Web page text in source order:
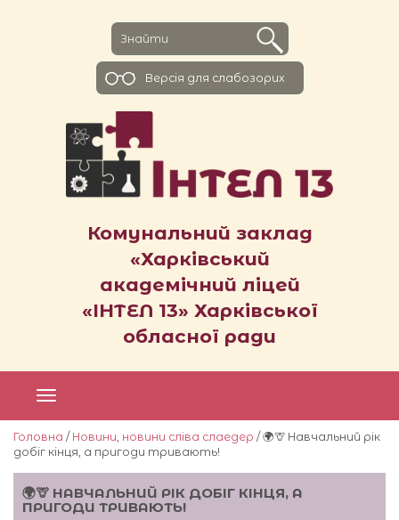
Комунальний заклад
«Харківський
академічний ліцей
«ІНТЕЛ 13» Харківської
обласної ради
Версiя для слабозорих
Головна / Новини новини сліва слаедер / 🌍🦒 Навчальний рік
добіг кінця, а пригоди тривають!
🌍🦒 НАВЧАЛЬНИЙ РІК ДОБІГ КІНЦЯ, А
ПРИГОДИ ТРИВАЮТЬ!